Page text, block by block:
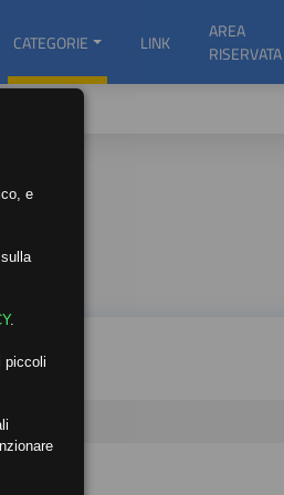
CATEGORIE LINK
AREA
RISERVATA
e
.
piccoli